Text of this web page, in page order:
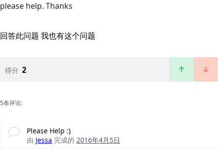
please help. Thanks
回答此问题 我也有这个问题
得分 2
5条评论:
Please Help :)
由 Jessa 完成的 2016年4月5日